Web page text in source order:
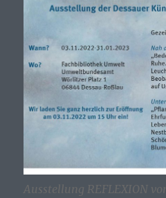
Ausstellung REFLEXION